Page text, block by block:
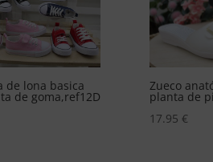
con
pinchos,ref160
M3V Lazo
18.95